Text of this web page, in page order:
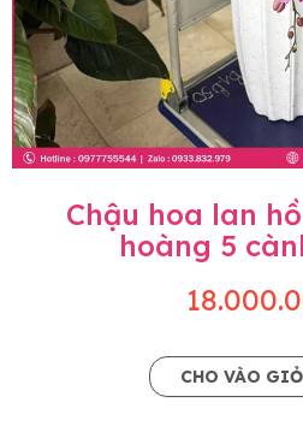
Chậu hoa lan
hoàng 5
CHO VÀO